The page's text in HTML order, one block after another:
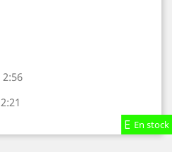
En stock
En stock
En stock
2:56
2:21